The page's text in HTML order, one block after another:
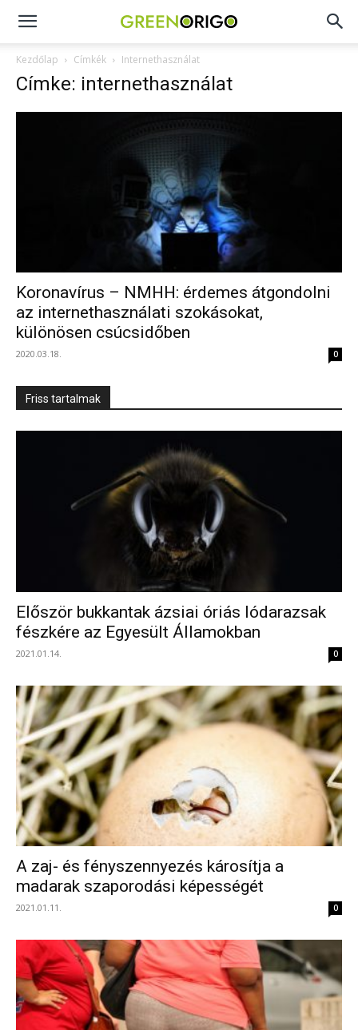
Green
Origo
Kezdőlap Címkék Internethasználat
Címke: internethasználat
Koronavírus – NMHH: érdemes átgondolni
az internethasználati szokásokat,
különösen csúcsidőben
2020.03.18. 0
Friss tartalmak
Először bukkantak ázsiai óriás lódarazsak
fészkére az Egyesült Államokban
2021.01.14. 0
A zaj- és fényszennyezés károsítja a
madarak szaporodási képességét
2021.01.11. 0